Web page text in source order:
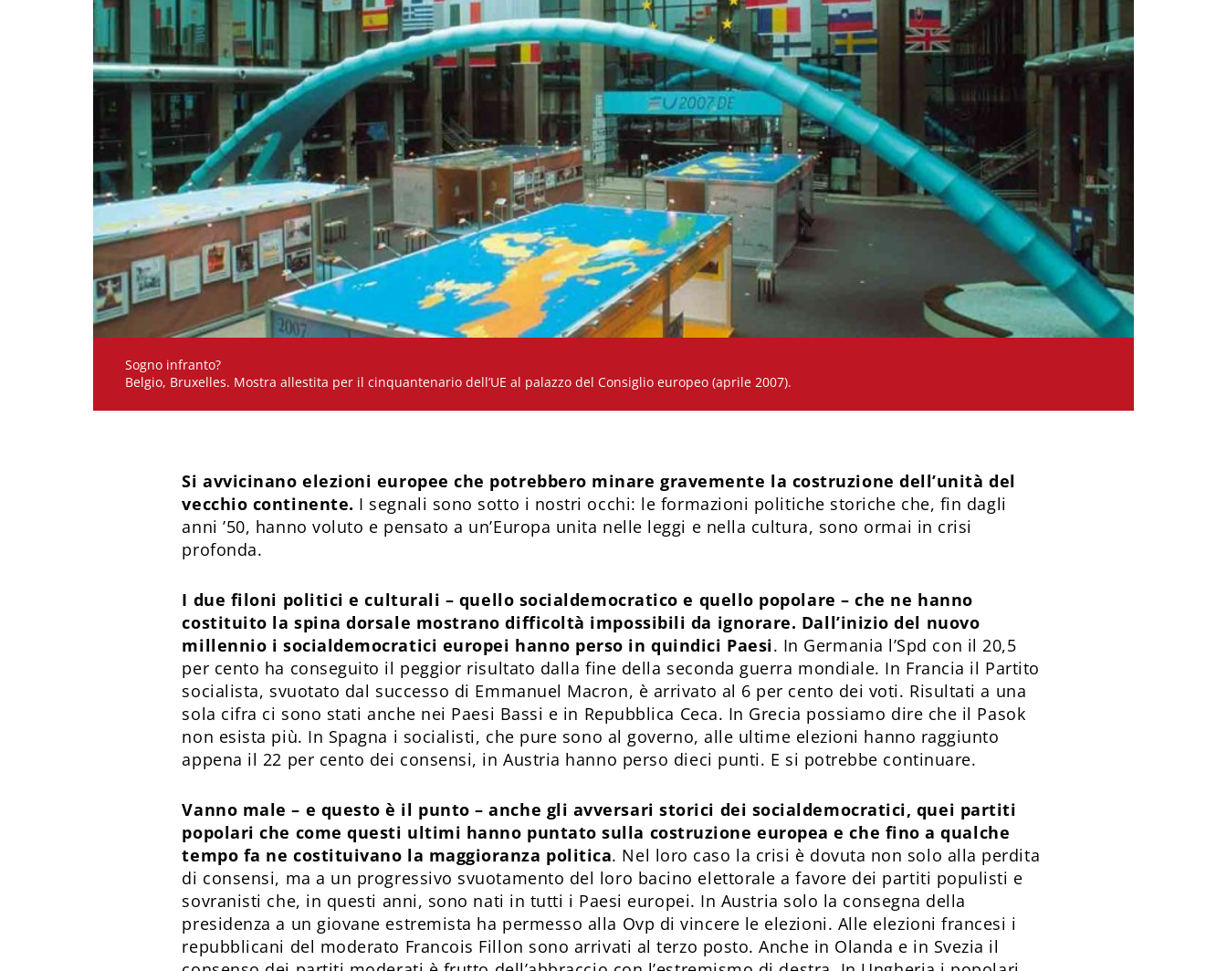
Sogno infranto?
Belgio, Bruxelles. Mostra allestita per il cinquantenario dell’UE al palazzo del Consiglio europeo (aprile 2007).
Si avvicinano elezioni europee che potrebbero minare gravemente la costruzione dell’unità del
vecchio continente. I segnali sono sotto i nostri occhi: le formazioni politiche storiche che, fin dagli
anni ’50, hanno voluto e pensato a un’Europa unita nelle leggi e nella cultura, sono ormai in crisi
profonda.
I due filoni politici e culturali – quello socialdemocratico e quello popolare – che ne hanno
costituito la spina dorsale mostrano difficoltà impossibili da ignorare. Dall’inizio del nuovo
millennio i socialdemocratici europei hanno perso in quindici Paesi. In Germania l’Spd con il 20,5
per cento ha conseguito il peggior risultato dalla fine della seconda guerra mondiale. In Francia il Partito
socialista, svuotato dal successo di Emmanuel Macron, è arrivato al 6 per cento dei voti. Risultati a una
sola cifra ci sono stati anche nei Paesi Bassi e in Repubblica Ceca. In Grecia possiamo dire che il Pasok
non esista più. In Spagna i socialisti, che pure sono al governo, alle ultime elezioni hanno raggiunto
appena il 22 per cento dei consensi, in Austria hanno perso dieci punti. E si potrebbe continuare.
Vanno male – e questo è il punto – anche gli avversari storici dei socialdemocratici, quei partiti
popolari che come questi ultimi hanno puntato sulla costruzione europea e che fino a qualche
tempo fa ne costituivano la maggioranza politica. Nel loro caso la crisi è dovuta non solo alla perdita
di consensi, ma a un progressivo svuotamento del loro bacino elettorale a favore dei partiti populisti e
sovranisti che, in questi anni, sono nati in tutti i Paesi europei. In Austria solo la consegna della
presidenza a un giovane estremista ha permesso alla Ovp di vincere le elezioni. Alle elezioni francesi i
repubblicani del moderato Francois Fillon sono arrivati al terzo posto. Anche in Olanda e in Svezia il